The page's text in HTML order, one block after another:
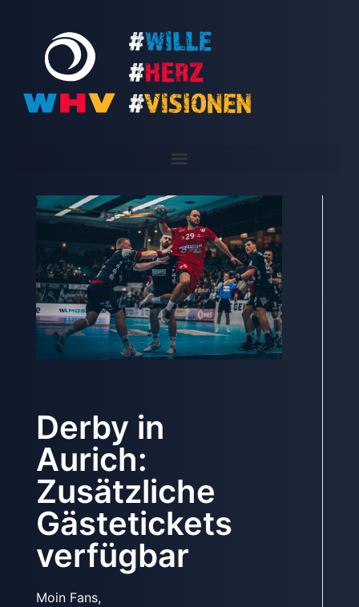
Derby in
Aurich:
Zusätzliche
Gästetickets
verfügbar
Moin Fans,